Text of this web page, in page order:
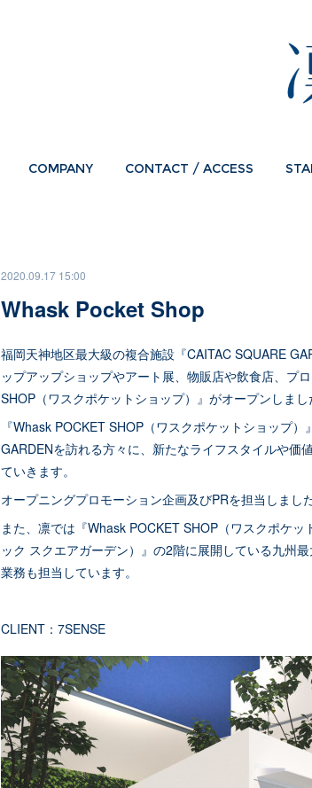
COMPANY CONTACT / ACCESS
2020.09.17 15:00
Whask Pocket Shop
福岡天神地区最大級の複合施設『CAITAC SQUARE
ップアップショップやアート展、物販店や飲食店、プ
SHOP（ワスクポケットショップ）』がオープンしまし
『Whask POCKET SHOP（ワスクポケットショップ
GARDENを訪れる方々に、新たなライフスタイルや価
ていきます。
オープニングプロモーション企画及びPRを担当しました
また、凛では『Whask POCKET SHOP（ワスクポケ
ック スクエアガーデン）』の2階に展開している九州
業務も担当しています。
CLIENT：7SENSE